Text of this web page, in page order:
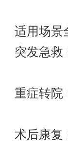
适用场景
突发急救
重症转院
术后康复